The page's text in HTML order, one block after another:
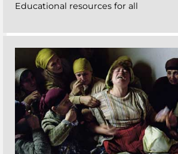
Educational resources for all